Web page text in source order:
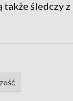
także śledczy z